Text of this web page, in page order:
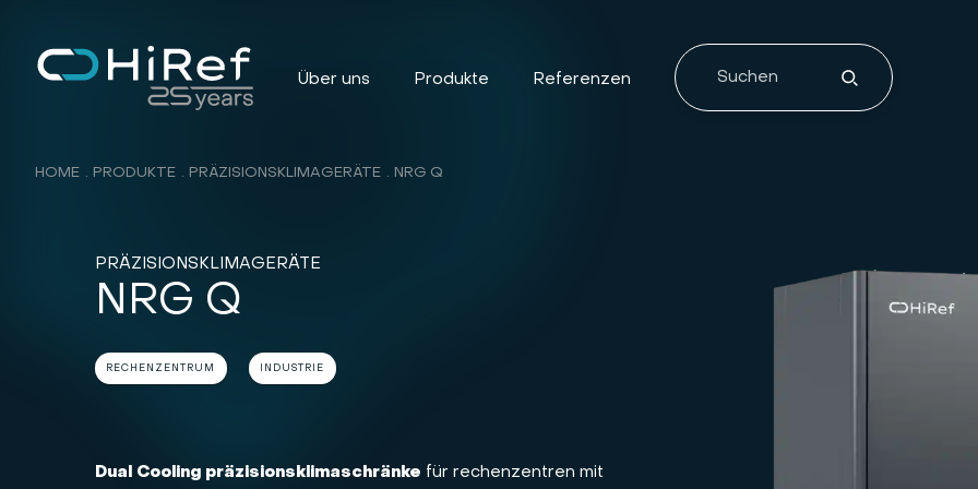
Über uns Produkte Referenzen
HOME PRODUKTE PRÄZISIONSKLIMAGERÄTE NRG Q
PRÄZISIONSKLIMAGERÄTE
NRG Q
RECHENZENTRUM INDUSTRIE
Dual Cooling präzisionsklimaschränke für rechenzentren mit